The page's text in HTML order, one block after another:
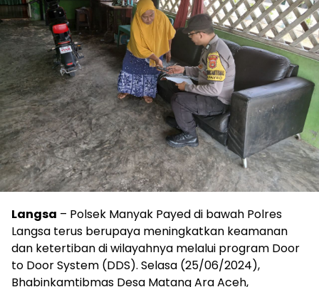
Langsa – Polsek Manyak Payed di bawah Polres
Langsa terus berupaya meningkatkan keamanan
dan ketertiban di wilayahnya melalui program Door
to Door System (DDS). Selasa (25/06/2024),
Bhabinkamtibmas Desa Matang Ara Aceh,